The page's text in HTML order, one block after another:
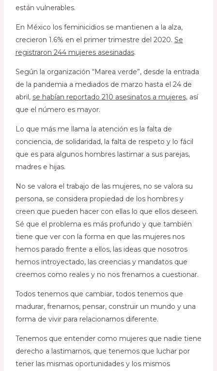
están vulnerables.
En México los feminicidios se mantienen a la alza,
crecieron 1.6% en el primer trimestre del 2020. Se
registraron 244 mujeres asesinadas.
Según la organización “Marea verde”, desde la entrada
de la pandemia a mediados de marzo hasta el 24 de
abril, se habían reportado 210 asesinatos a mujeres, así
que el número es mayor.
Lo que más me llama la atención es la falta de
conciencia, de solidaridad, la falta de respeto y lo fácil
que es para algunos hombres lastimar a sus parejas,
madres e hijas.
No se valora el trabajo de las mujeres, no se valora su
persona, se considera propiedad de los hombres y
creen que pueden hacer con ellas lo que ellos deseen.
Sé que el problema es más profundo y que también
tiene que ver con la forma en que las mujeres nos
hemos parado frente a ellos, las ideas que nosotros
hemos introyectado, las creencias y mandatos que
creemos como reales y no nos frenamos a cuestionar.
Todos tenemos que cambiar, todos tenemos que
madurar, frenarnos, pensar, construir un mundo y una
forma de vivir para relacionarnos diferente.
Tenemos que entender como mujeres que nadie tiene
derecho a lastimarnos, que tenemos que luchar por
tener las mismas oportunidades y los mismos